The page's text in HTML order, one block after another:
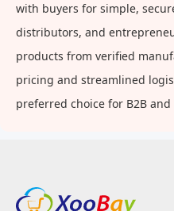
with buyers for simple,
distributors, and
products from verified
pricing and streamlined
preferred choice for B2B